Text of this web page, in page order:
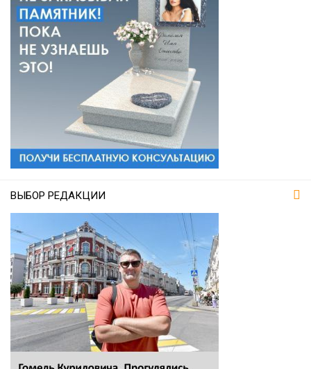
ВЫБОР РЕДАКЦИИ